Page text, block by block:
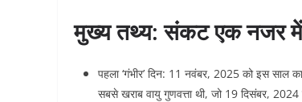
मुख्य तथ्य: संकट एक नजर में
पहला ‘गंभीर’ दिन: 11 नवंबर, 2025 को इस साल का
सबसे खराब वायु गुणवत्ता थी, जो 19 दिसंबर,